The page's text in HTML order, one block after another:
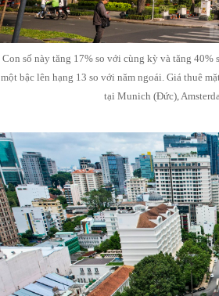
Con số này tăng 17% so với cùng kỳ và tăng
một bậc lên hạng 13 so với năm ngoái. Giá thuê
tại Munich (Đức),